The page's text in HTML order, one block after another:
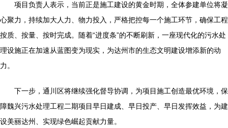
项目负责人表示，当前正是施工建设的黄金时期，全体参建单位将凝
心聚力，持续加大人力、物力投入，严格把控每一个施工环节，确保工程
按质、按量、按时完成。随着“进度条”的不断刷新，一座现代化的污水处
理设施正在加速从蓝图变为现实，为达州市的生态文明建设增添新的动
力。
下一步，通川区将继续强化督导协调，为项目施工创造最优环境，保
障魏兴污水处理工程二期项目早日建成、早日投产、早日发挥效益，为建
设美丽达州、实现绿色崛起贡献力量。